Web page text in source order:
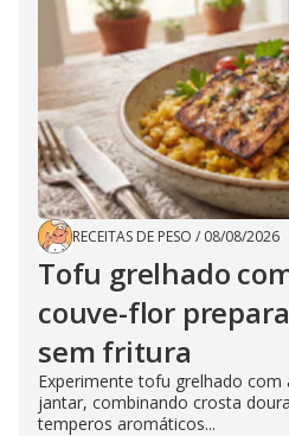
RECEITAS DE PESO / 08/08/2026
Tofu grelhado
couve-flor
sem fritura
Experimente tofu grelhado
jantar, combinando crosta
temperos aromáticos...